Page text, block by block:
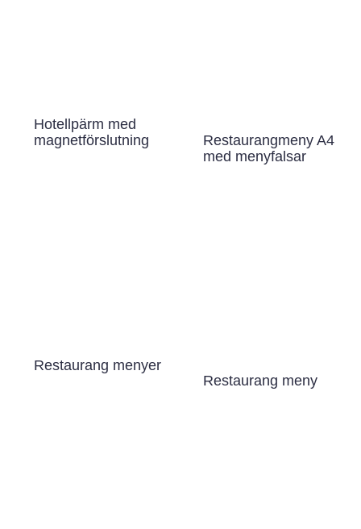
Hotellpärm med
magnetförslutning
Restaurangmeny A4
med menyfalsar
Restaurang menyer
Restaurang meny